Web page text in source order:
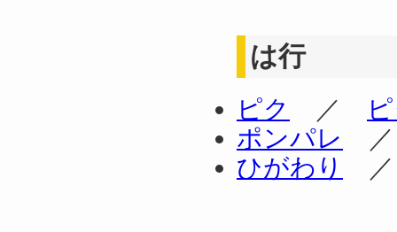
は行
ピク ／
ポンパレ
ひがわり